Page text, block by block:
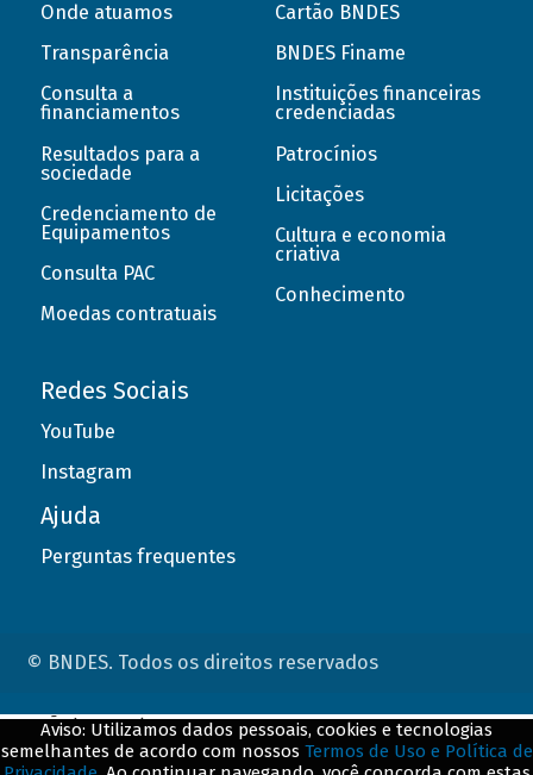
Onde atuamos
Transparência
Consulta a
financiamentos
Resultados para a
sociedade
Credenciamento de
Equipamentos
Consulta PAC
Moedas contratuais
Cartão BNDES
BNDES Finame
Instituições financeiras
credenciadas
Patrocínios
Licitações
Cultura e economia
criativa
Conhecimento
Redes Sociais
YouTube
Instagram
Ajuda
Perguntas frequentes
© BNDES. Todos os direitos reservados
Aviso: Utilizamos dados pessoais, cookies e tecnologias
semelhantes de acordo com nossos Termos de Uso e Política de
ConteÃºdo complementar
${title}${badge}